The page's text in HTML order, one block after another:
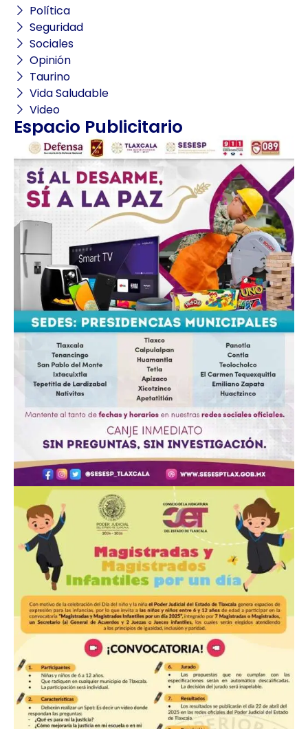
Política
Seguridad
Sociales
Opinión
Taurino
Vida Saludable
Video
Espacio Publicitario